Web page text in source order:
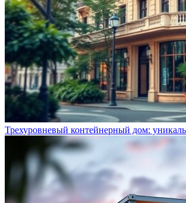
Трехуровневый контейнерный дом: